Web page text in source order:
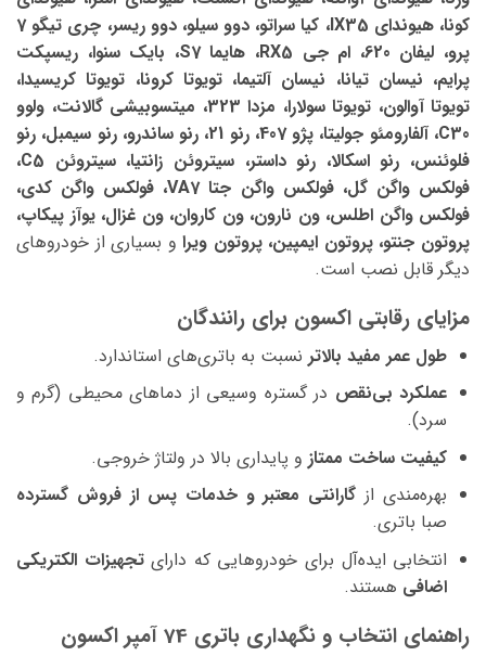
کونا، هیوندای IX35، کیا سراتو، دوو سیلو، دوو ریسر، چری تیگو 7
پرو، لیفان 620، ام جی RX5، هایما S7، بایک سنوا، ریسپکت
پرایم، نیسان تیانا، نیسان آلتیما، تویوتا کرونا، تویوتا کریسیدا،
تویوتا آوالون، تویوتا سولارا، مزدا 323، میتسوبیشی گالانت، ولوو
C30، آلفارومئو جولیتا، پژو 407، رنو 21، رنو ساندرو، رنو سیمبل، رنو
فلوئنس، رنو اسکالا، رنو داستر، سیتروئن زانتیا، سیتروئن C5،
فولکس واگن گل، فولکس واگن جتا VA7، فولکس واگن کدی،
فولکس واگن اطلس، ون نارون، ون کاروان، ون غزال، یوآز پیکاپ،
پروتون جنتو، پروتون ایمپین، پروتون ویراو بسیاری از خودروهای
دیگر قابل نصب است.
مزایای رقابتی اکسون برای رانندگان
طول عمر مفید بالاتر نسبت به باتری‌های استاندارد.
عملکرد بی‌نقص در گستره وسیعی از دماهای محیطی (گرم و
سرد).
کیفیت ساخت ممتاز و پایداری بالا در ولتاژ خروجی.
بهره‌مندی از گارانتی معتبر و خدمات پس از فروش گسترده
صبا باتری.
انتخابی ایده‌آل برای خودروهایی که دارایتجهیزات الکتریکی
اضافی هستند.
راهنمای انتخاب و نگهداری باتری 74 آمپر اکسون